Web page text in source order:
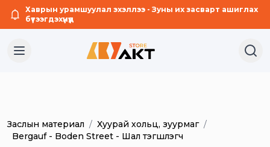
Хаврын урамшуулал эхэллээ - Зуны их засварт ашиглах
бүтээгдэхүүнүүд
Заслын материал / Хуурай хольц, зуурмаг /
Bergauf - Boden Street - Шал тэгшлэгч